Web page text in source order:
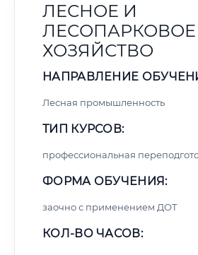
ЛЕСНОЕ И
ЛЕСОПАРКОВОЕ
ХОЗЯЙСТВО
НАПРАВЛЕНИЕ
Лесная промышленность
ТИП КУРСОВ:
профессиональная
ФОРМА ОБУЧЕНИЯ:
заочно с применением ДОТ
КОЛ-ВО ЧАСОВ: